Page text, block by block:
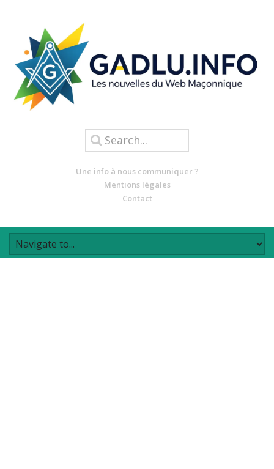
Une info à nous communiquer ?
Mentions légales
Contact